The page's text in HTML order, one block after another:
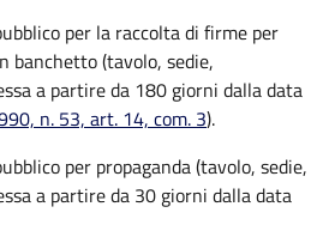
per la raccolta di firme per
banchetto (tavolo, sedie,
a partire da 180 giorni dalla data
n. 53, art. 14, com. 3).
per propaganda (tavolo, sedie,
a partire da 30 giorni dalla data